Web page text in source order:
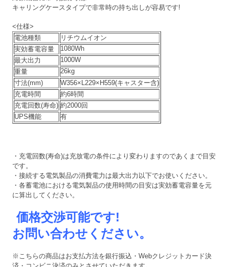
キャリングケースタイプで非常時の持ち出しが容易です!
<仕様>
電池種類
リチウムイオン
実効蓄電容量
1080Wh
最大出力
1000W
重量
26kg
寸法(mm)
W356×L229×H559(キャスター含)
充電時間
約6時間
充電回数(寿命) 約2000回
UPS機能
有
・充電回数(寿命)は充放電の条件により変わりますのであくまで目安
です。
・接続する電気製品の消費電力は最大出力以下でお使いください。
・各蓄電池における電気製品の使用時間の目安は実効蓄電容量を元
に算出してください。
価格交渉可能です!
お問い合わせください。
※こちらの商品はお支払方法を銀行振込・Webクレジットカード決